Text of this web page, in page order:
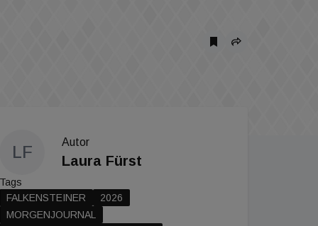
LF
Autor
Laura Fürst
Tags
FALKENSTEINER
2026
MORGENJOURNAL